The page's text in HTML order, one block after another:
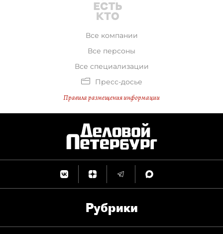
Все компании
Все персоны
Все специализации
Пресс-досье
Правила размещения информации
Рубрики